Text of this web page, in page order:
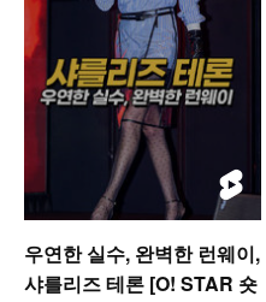
우연한 실수, 완벽한 런웨이,
샤를리즈 테론 [O! STAR 숏